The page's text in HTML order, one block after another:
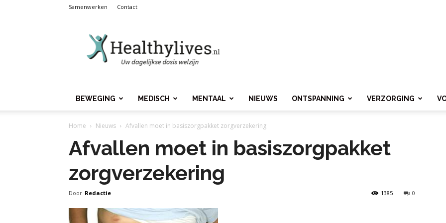
Samenwerken Contact
BEWEGING MEDISCH MENTAAL NIEUWS ONTSPANNING VERZORGING
Home Nieuws Afvallen moet in basiszorgpakket zorgverzekering
Afvallen moet in basiszorgpakket
zorgverzekering
Door Redactie 0
1385